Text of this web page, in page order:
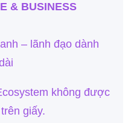
& BUSINESS
– lãnh đạo dành
không được
giấy.